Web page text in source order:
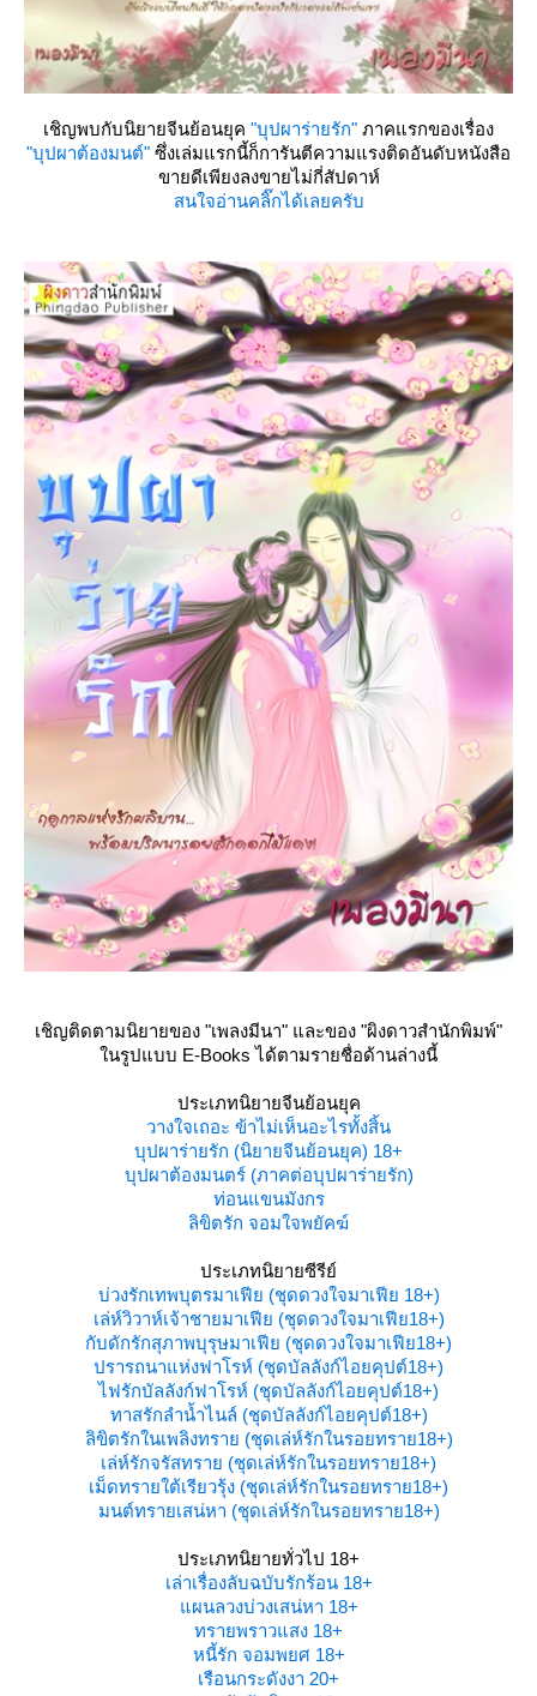
เชิญพบกับนิยายจีนย้อนยุค "บุปผาร่ายรัก" ภาคแรกของเรื่อง
"บุปผาต้องมนต์" ซึ่งเล่มแรกนี้ก็การันตีความแรงติดอันดับหนังสือ
ขายดีเพียงลงขายไม่กี่สัปดาห์
สนใจอ่านคลิ๊กได้เลยครับ
เชิญติดตามนิยายของ "เพลงมีนา" และของ "ผิงดาวสำนักพิมพ์"
นรูปแบบ E-Books ได้ตามรายชื่อด้านล่างนี้
ประเภทนิยายจีนย้อนยุค
วางใจเถอะ ข้าไม่เห็นอะไรทั้งสิ้น
บุปผาร่ายรัก (นิยายจีนย้อนยุค) 18+
บุปผาต้องมนตร์ (ภาคต่อบุปผาร่ายรัก)
ท่อนแขนมังกร
ลิขิตรัก จอมใจพยัคฆ์
ประเภทนิยายซีรีย์
บ่วงรักเทพบุตรมาเฟีย (ชุดดวงใจมาเฟีย 18+)
เล่ห์วิวาห์เจ้าชายมาเฟีย (ชุดดวงใจมาเฟีย18+)
กับดักรักสุภาพบุรุษมาเฟีย (ชุดดวงใจมาเฟีย18+)
ปรารถนาแห่งฟาโรห์ (ชุดบัลลังก์ไอยคุปต์18+)
ไฟรักบัลลังก์ฟาโรห์ (ชุดบัลลังก์ไอยคุปต์18+)
ทาสรักลำน้ำไนล์ (ชุดบัลลังก์ไอยคุปต์18+)
ลิขิตรักในเพลิงทราย (ชุดเล่ห์รักในรอยทราย18+)
เล่ห์รักจรัสทราย (ชุดเล่ห์รักในรอยทราย18+)
เม็ดทรายใต้เรียวรุ้ง (ชุดเล่ห์รักในรอยทราย18+)
มนต์ทรายเสน่หา (ชุดเล่ห์รักในรอยทราย18+)
ประเภทนิยายทั่วไป 18+
เล่าเรื่องลับฉบับรักร้อน 18+
ผนลวงบ่วงเสน่หา 18+
ทรายพราวแสง 18+
หนี้รัก จอมพยศ 18+
เรือนกระดังงา 20+